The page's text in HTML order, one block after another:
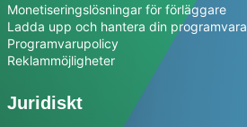
Monetiseringslösningar för förläggare
Ladda upp och hantera din programvara
Programvarupolicy
Reklammöjligheter
Juridiskt